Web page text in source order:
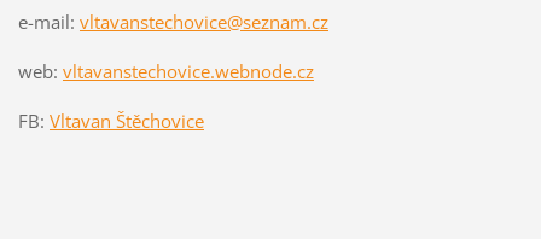
e-mail: vltavanstechovice@seznam.cz
web: vltavanstechovice.webnode.cz
FB: Vltavan Štěchovice